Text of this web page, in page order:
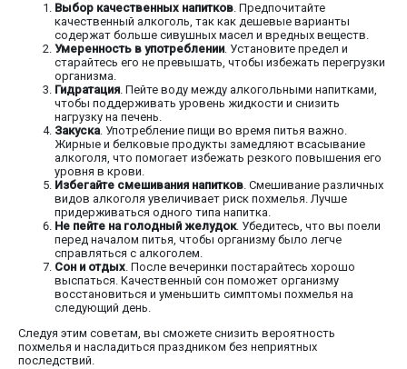
Выбор качественных напитков. Предпочитайте
качественный алкоголь, так как дешевые варианты
содержат больше сивушных масел и вредных веществ.
Умеренность в употреблении. Установите предел и
старайтесь его не превышать, чтобы избежать перегрузки
организма.
Гидратация. Пейте воду между алкогольными напитками,
чтобы поддерживать уровень жидкости и снизить
нагрузку на печень.
Закуска. Употребление пищи во время питья важно.
Жирные и белковые продукты замедляют всасывание
алкоголя, что помогает избежать резкого повышения его
уровня в крови.
Избегайте смешивания напитков. Смешивание различных
видов алкоголя увеличивает риск похмелья. Лучше
придерживаться одного типа напитка.
Не пейте на голодный желудок. Убедитесь, что вы поели
перед началом питья, чтобы организму было легче
справляться с алкоголем.
Сон и отдых. После вечеринки постарайтесь хорошо
выспаться. Качественный сон поможет организму
восстановиться и уменьшить симптомы похмелья на
следующий день.
Следуя этим советам, вы сможете снизить вероятность
похмелья и насладиться праздником без неприятных
последствий.